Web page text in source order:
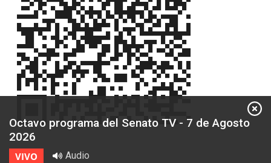
Octavo programa del Senato TV - 7 de Agosto
2026
VIVO Audio